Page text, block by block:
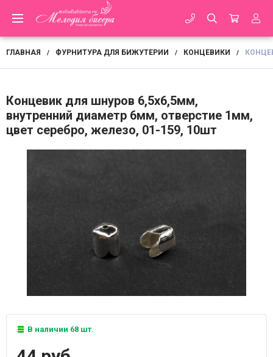
ГЛАВНАЯ / ФУРНИТУРА ДЛЯ БИЖУТЕРИИ / КОНЦЕВИКИ /
Концевик для шнуров 6,5х6,5мм,
внутренний диаметр 6мм, отверстие 1мм,
цвет серебро, железо, 01-159, 10шт
В наличии 68 шт.